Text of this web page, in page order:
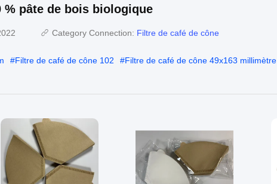
% pâte de bois biologique
Category Connection: Filtre de café de cône
#Filtre de café de cône 102 #Filtre de café de cône 49x163 millimètre